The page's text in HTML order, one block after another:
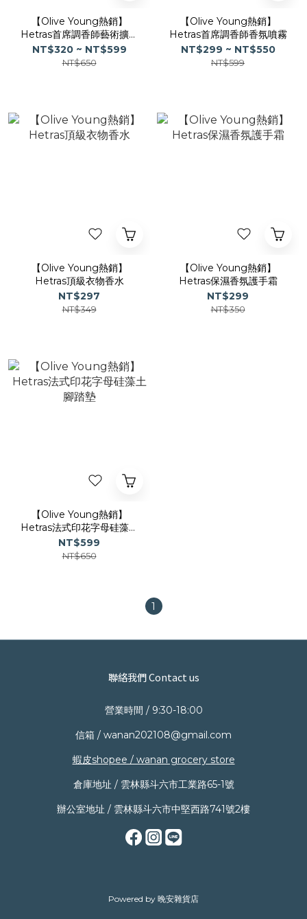
【Olive Young熱銷】
Hetras首席調香師藝術擴香
200ml
NT$320 ~ NT$599
NT$650
【Olive Young熱銷】
Hetras首席調香師香氛噴霧
NT$299 ~ NT$550
NT$599
【Olive Young熱銷】
Hetras頂級衣物香水
NT$297
NT$349
【Olive Young熱銷】
Hetras保濕香氛護手霜
NT$299
NT$350
【Olive Young熱銷】
Hetras法式印花字母硅藻土
腳踏墊
NT$599
NT$650
1
聯絡我們 Contact us
營業時間 / 9:30-18:00
信箱 / wanan202108@gmail.com
蝦皮shopee / wanan grocery store
倉庫地址 / 雲林縣斗六市工業路65-1號
辦公室地址 / 雲林縣斗六市中堅西路741號2樓
Powered by 晚安雜貨店